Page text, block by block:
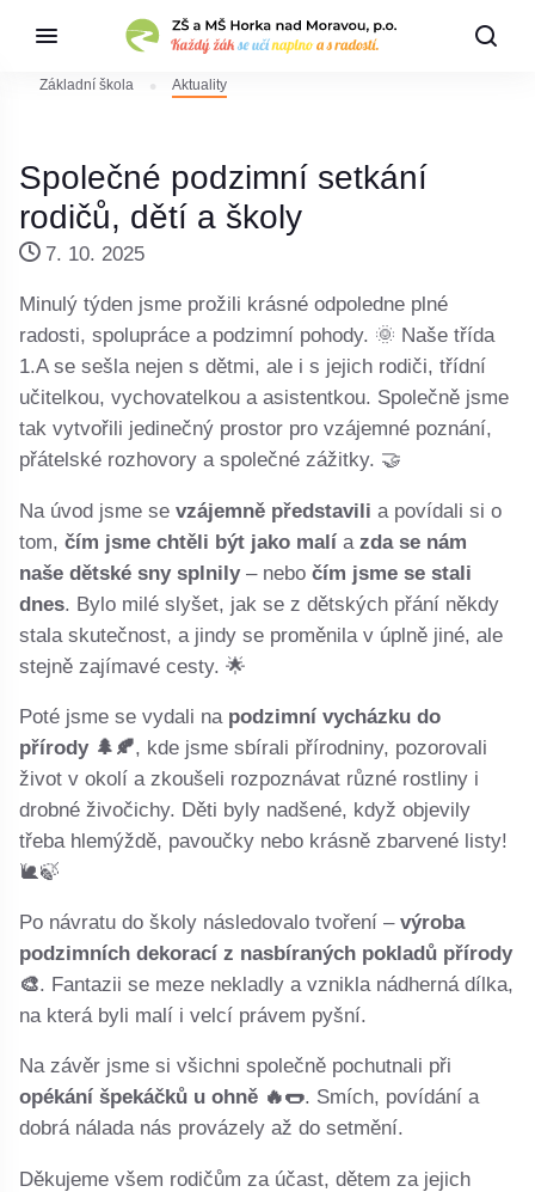
Základní škola Aktuality
Společné podzimní setkání
rodičů, dětí a školy
7. 10. 2025
Minulý týden jsme prožili krásné odpoledne plné
radosti, spolupráce a podzimní pohody. 🌞 Naše třída
1.A se sešla nejen s dětmi, ale i s jejich rodiči, třídní
učitelkou, vychovatelkou a asistentkou. Společně jsme
tak vytvořili jedinečný prostor pro vzájemné poznání,
přátelské rozhovory a společné zážitky. 🤝
Na úvod jsme sevzájemně představili a povídali si o
tom,čím jsme chtěli být jako malí azda se nám
naše dětské sny splnily– nebočím jsme se stali
dnes. Bylo milé slyšet, jak se z dětských přání někdy
stala skutečnost, a jindy se proměnila v úplně jiné, ale
stejně zajímavé cesty. 🌟
Poté jsme se vydali na podzimní vycházku do
přírody 🌲🍂, kde jsme sbírali přírodniny, pozorovali
život v okolí a zkoušeli rozpoznávat různé rostliny i
drobné živočichy. Děti byly nadšené, když objevily
třeba hlemýždě, pavoučky nebo krásně zbarvené listy!
🐌🍃
Po návratu do školy následovalo tvoření –výroba
podzimních dekorací z nasbíraných pokladů přírody
🎨. Fantazii se meze nekladly a vznikla nádherná dílka,
na která byli malí i velcí právem pyšní.
Na závěr jsme si všichni společně pochutnali při
opékání špekáčků u ohně 🔥🌭. Smích, povídání a
dobrá nálada nás provázely až do setmění.
Děkujeme všem rodičům za účast, dětem za jejich